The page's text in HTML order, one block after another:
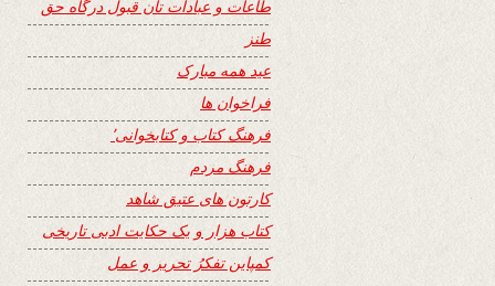
طاعات و عبادات تان قبول درگاه حق
طنز
عید همه مبارک
فراخوان ها
فرهنگ کتاب و کتابخوانی٬
فرهنگ مردم
کارتون های عتیق شاهد
کتاب هزار و یک حکایت ادبی تاریخی
کمپاین تفکرُ تحریر و عمل